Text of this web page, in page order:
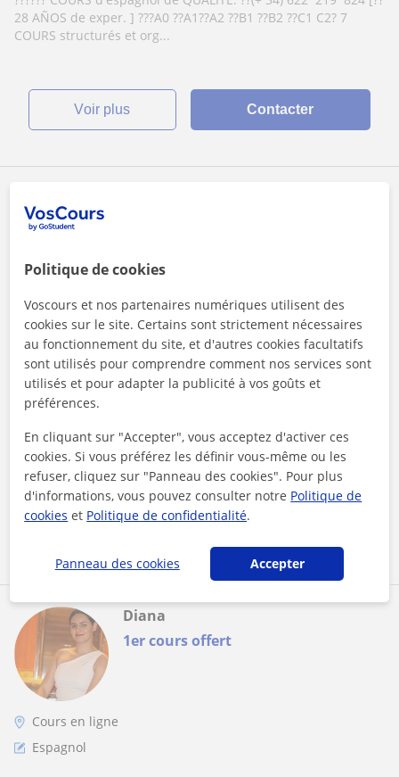
certificat si besoin (cours de langues online
avec professeurs natifs)
28 AÑOS de exper. ] ???A0 ??A1??A2 ??B1 ??B2 ??C1 C2? 7
COURS structurés et org...
voir plus Contacter
Cours en ligne
Espagnol
Espagnol avec professeure native |
Débutants, soutien, conversation & adultes.
Méthode structurée & 1er bilan offert !
musique, textes bilingues), explications claires et suivi sur-
mesure. Gagnez en conf...
voir plus
1er cours offert
Diana
Cours en ligne
Espagnol
Politique de cookies
Voscours et nos partenaires numériques utilisent des
cookies sur le site. Certains sont strictement nécessaires
au fonctionnement du site, et d'autres cookies facultatifs
sont utilisés pour comprendre comment nos services sont
utilisés et pour adapter la publicité à vos goûts et
préférences.
En cliquant sur "Accepter", vous acceptez d'activer ces
cookies. Si vous préférez les définir vous-même ou les
refuser, cliquez sur "Panneau des cookies". Pour plus
d'informations, vous pouvez consulter notre Politique de
cookies et Politique de confidentialité.
Panneau des cookies Accepter